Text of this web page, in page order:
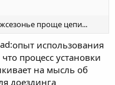
проще цепи...
опыт использования
процесс установки
на мысль об
доездинга